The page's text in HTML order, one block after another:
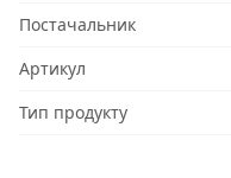
Постачальник
Артикул
Тип продукту